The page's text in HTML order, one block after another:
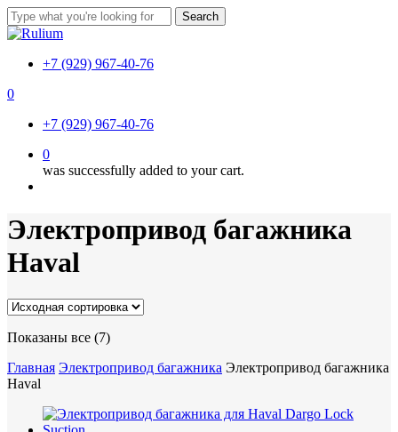
Skip
to
content
Search
Close
+7 (929) 967-40-76
0
+7 (929) 967-40-76
0
was successfully added to your cart.
Электропривод багажника
Haval
Показаны все (7)
Главная Электропривод багажника Электропривод багажника
Haval